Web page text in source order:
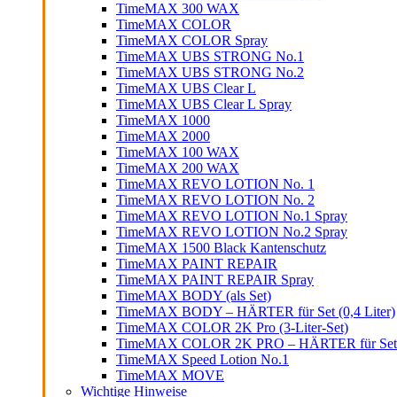
TimeMAX 300 WAX
TimeMAX COLOR
TimeMAX COLOR Spray
TimeMAX UBS STRONG No.1
TimeMAX UBS STRONG No.2
TimeMAX UBS Clear L
TimeMAX UBS Clear L Spray
TimeMAX 1000
TimeMAX 2000
TimeMAX 100 WAX
TimeMAX 200 WAX
TimeMAX REVO LOTION No. 1
TimeMAX REVO LOTION No. 2
TimeMAX REVO LOTION No.1 Spray
TimeMAX REVO LOTION No.2 Spray
TimeMAX 1500 Black Kantenschutz
TimeMAX PAINT REPAIR
TimeMAX PAINT REPAIR Spray
TimeMAX BODY (als Set)
TimeMAX BODY – HÄRTER für Set (0,4 Liter)
TimeMAX COLOR 2K Pro (3-Liter-Set)
TimeMAX COLOR 2K PRO – HÄRTER für
TimeMAX Speed Lotion No.1
TimeMAX MOVE
Wichtige Hinweise